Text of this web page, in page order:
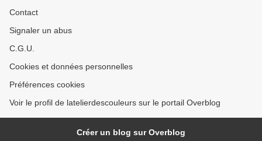
Contact
Signaler un abus
C.G.U.
Cookies et données personnelles
Préférences cookies
Voir le profil de latelierdescouleurs sur le portail Overblog
Créer un blog sur Overblog